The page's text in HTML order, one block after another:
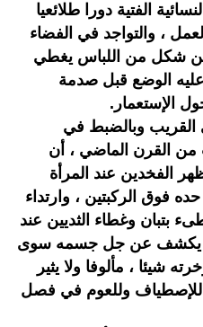
الفتية دورا طلائعيا
، والتواجد في الفضاء
من شكل من اللباس يغطي
الوضع قبل صدمة
الإستعمار.
القريب وبالضبط في
من القرن الماضي ، أن
الفخدين عند المرأة
فوق الركبتين ، وارتداء
بتبان وغطاء الثديين عند
يكشف عن جل جسمه سوى
شيئا ، مألوفا ولا يثير
للإصطياف وللعوم في فصل